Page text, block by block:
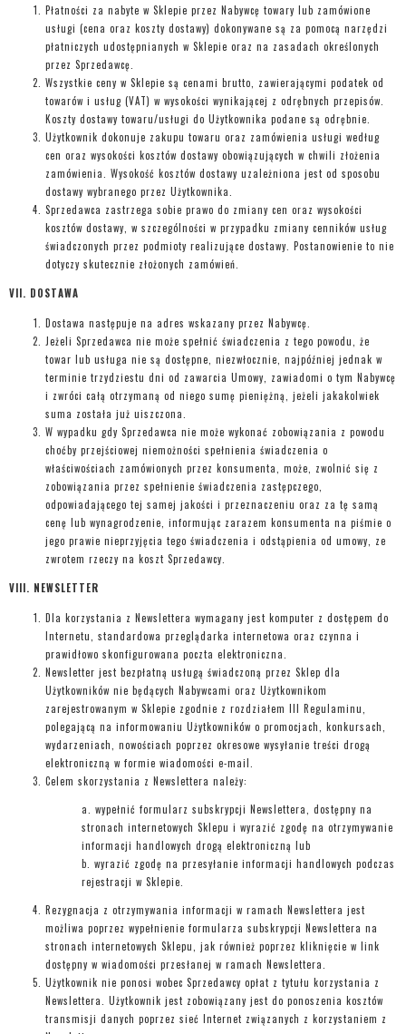
Płatności za nabyte w Sklepie przez Nabywcę towary lub zamówione
usługi (cena oraz koszty dostawy) dokonywane są za pomocą narzędzi
płatniczych udostępnianych w Sklepie oraz na zasadach określonych
przez Sprzedawcę.
Wszystkie ceny w Sklepie są cenami brutto, zawierającymi podatek od
towarów i usług (VAT) w wysokości wynikającej z odrębnych przepisów.
Koszty dostawy towaru/usługi do Użytkownika podane są odrębnie.
Użytkownik dokonuje zakupu towaru oraz zamówienia usługi według
cen oraz wysokości kosztów dostawy obowiązujących w chwili złożenia
zamówienia. Wysokość kosztów dostawy uzależniona jest od sposobu
dostawy wybranego przez Użytkownika.
Sprzedawca zastrzega sobie prawo do zmiany cen oraz wysokości
kosztów dostawy, w szczególności w przypadku zmiany cenników usług
świadczonych przez podmioty realizujące dostawy. Postanowienie to nie
dotyczy skutecznie złożonych zamówień.
VII. DOSTAWA
Dostawa następuje na adres wskazany przez Nabywcę.
Jeżeli Sprzedawca nie może spełnić świadczenia z tego powodu, że
towar lub usługa nie są dostępne, niezwłocznie, najpóźniej jednak w
terminie trzydziestu dni od zawarcia Umowy, zawiadomi o tym Nabywcę
i zwróci całą otrzymaną od niego sumę pieniężną, jeżeli jakakolwiek
suma została już uiszczona.
W wypadku gdy Sprzedawca nie może wykonać zobowiązania z powodu
choćby przejściowej niemożności spełnienia świadczenia o
właściwościach zamówionych przez konsumenta, może, zwolnić się z
zobowiązania przez spełnienie świadczenia zastępczego,
odpowiadającego tej samej jakości i przeznaczeniu oraz za tę samą
cenę lub wynagrodzenie, informując zarazem konsumenta na piśmie o
jego prawie nieprzyjęcia tego świadczenia i odstąpienia od umowy, ze
zwrotem rzeczy na koszt Sprzedawcy.
VIII. NEWSLETTER
Dla korzystania z Newslettera wymagany jest komputer z dostępem do
Internetu, standardowa przeglądarka internetowa oraz czynna i
prawidłowo skonfigurowana poczta elektroniczna.
Newsletter jest bezpłatną usługą świadczoną przez Sklep dla
Użytkowników nie będących Nabywcami oraz Użytkownikom
zarejestrowanym w Sklepie zgodnie z rozdziałem III Regulaminu,
polegającą na informowaniu Użytkowników o promocjach, konkursach,
wydarzeniach, nowościach poprzez okresowe wysyłanie treści drogą
elektroniczną w formie wiadomości e-mail.
Celem skorzystania z Newslettera należy:
wypełnić formularz subskrypcji Newslettera, dostępny na
stronach internetowych Sklepu i wyrazić zgodę na otrzymywanie
informacji handlowych drogą elektroniczną lub
wyrazić zgodę na przesyłanie informacji handlowych podczas
rejestracji w Sklepie.
Rezygnacja z otrzymywania informacji w ramach Newslettera jest
możliwa poprzez wypełnienie formularza subskrypcji Newslettera na
stronach internetowych Sklepu, jak również poprzez kliknięcie w link
dostępny w wiadomości przesłanej w ramach Newslettera.
Użytkownik nie ponosi wobec Sprzedawcy opłat z tytułu korzystania z
Newslettera. Użytkownik jest zobowiązany jest do ponoszenia kosztów
transmisji danych poprzez sieć Internet związanych z korzystaniem z